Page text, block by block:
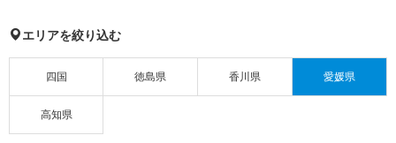
エリアを絞り込む
四国 徳島県 香川県 愛媛県
高知県